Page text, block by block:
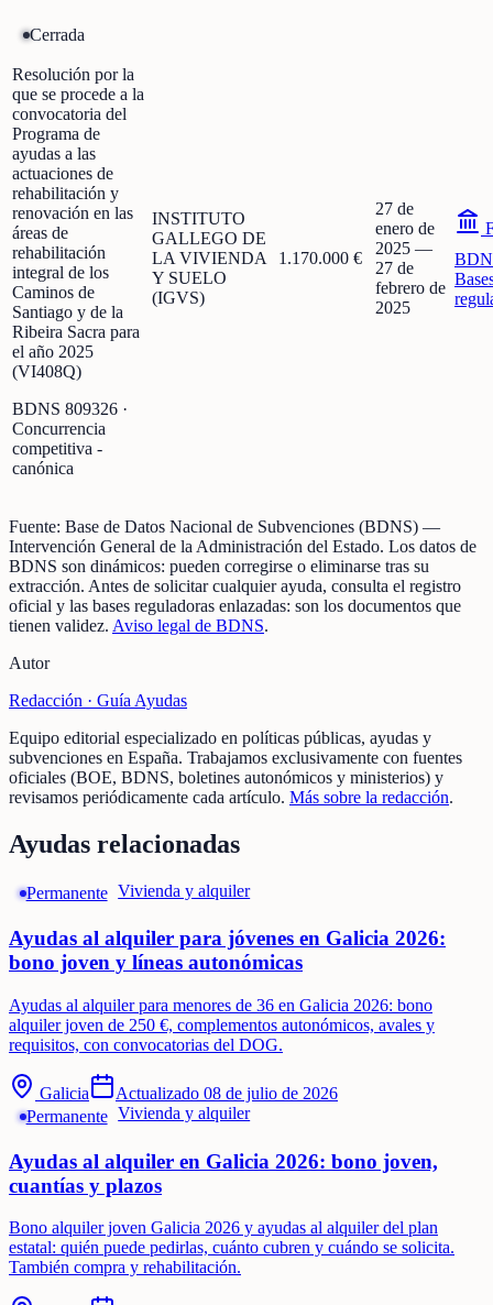
Cerrada
Resolución por la
que se procede a la
convocatoria del
Programa de
ayudas a las
actuaciones de
rehabilitación y
renovación en las
áreas de
rehabilitación
integral de los
Caminos de
Santiago y de la
Ribeira Sacra para
el año 2025
(VI408Q)
BDNS 809326 ·
Concurrencia
competitiva -
canónica
INSTITUTO
GALLEGO DE
LA VIVIENDA
Y SUELO
(IGVS)
1.170.000 €
27 de
enero de
2025 —
27 de
febrero de
2025
Fuente: Base de Datos Nacional de Subvenciones (BDNS) —
Intervención General de la Administración del Estado. Los datos de
BDNS son dinámicos: pueden corregirse o eliminarse tras su
extracción. Antes de solicitar cualquier ayuda, consulta el registro
oficial y las bases reguladoras enlazadas: son los documentos que
tienen validez. Aviso legal de BDNS.
Autor
Redacción · Guía Ayudas
Equipo editorial especializado en políticas públicas, ayudas y
subvenciones en España. Trabajamos exclusivamente con fuentes
oficiales (BOE, BDNS, boletines autonómicos y ministerios) y
revisamos periódicamente cada artículo. Más sobre la redacción.
Ayudas relacionadas
Permanente Vivienda y alquiler
Ayudas al alquiler para jóvenes en Galicia 2026:
bono joven y líneas autonómicas
Ayudas al alquiler para menores de 36 en Galicia 2026: bono
alquiler joven de 250 €, complementos autonómicos, avales y
requisitos, con convocatorias del DOG.
Galicia Actualizado 08 de julio de 2026
Permanente Vivienda y alquiler
Ayudas al alquiler en Galicia 2026: bono joven,
cuantías y plazos
Bono alquiler joven Galicia 2026 y ayudas al alquiler del plan
estatal: quién puede pedirlas, cuánto cubren y cuándo se solicita.
También compra y rehabilitación.